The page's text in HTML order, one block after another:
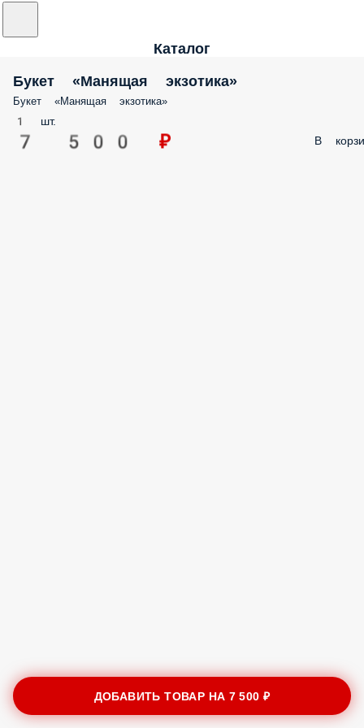
Каталог
Букет «Манящая экзотика»
Букет «Манящая экзотика»
1 шт.
7 500 ₽ В
ДОБАВИТЬ ТОВАР НА 7 500 ₽